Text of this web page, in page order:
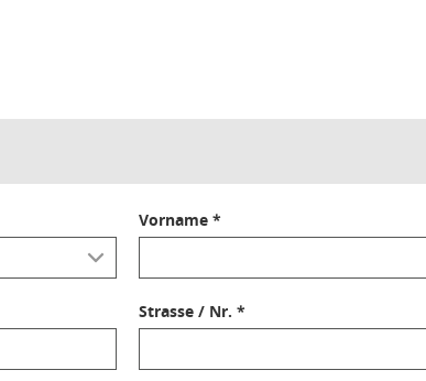
Vorname *
Strasse / Nr. *